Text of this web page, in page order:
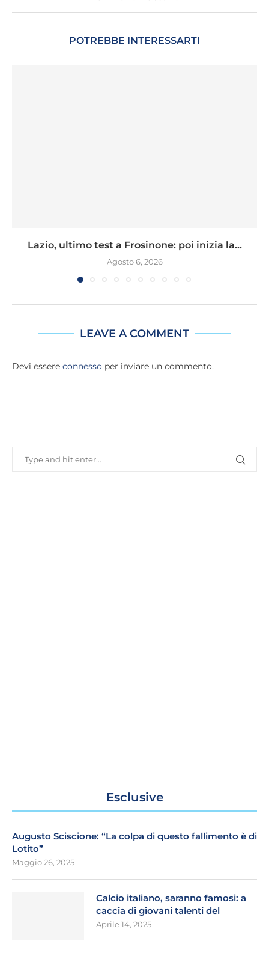
POTREBBE INTERESSARTI
Lazio, ultimo test a Frosinone: poi inizia la...
Agosto 6, 2026
LEAVE A COMMENT
Devi essere connesso per inviare un commento.
Esclusive
Augusto Sciscione: “La colpa di questo fallimento è di
Lotito”
Maggio 26, 2025
Calcio italiano, saranno famosi: a
caccia di giovani talenti del
Aprile 14, 2025